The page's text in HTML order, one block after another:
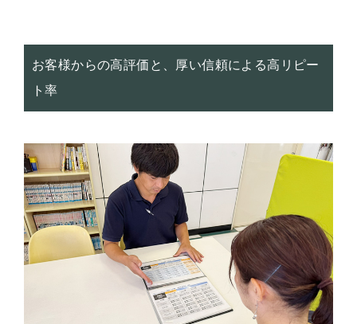
お客様からの高評価と、厚い信頼による高リピー
ト率